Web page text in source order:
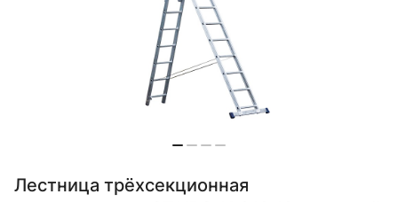
Лестница трёхсекционная